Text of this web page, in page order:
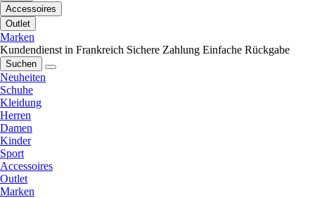
Accessoires
Outlet
Marken
Kundendienst in Frankreich Sichere Zahlung Einfache Rückgabe
Suchen
Neuheiten
Schuhe
Kleidung
Herren
Damen
Kinder
Sport
Accessoires
Outlet
Marken